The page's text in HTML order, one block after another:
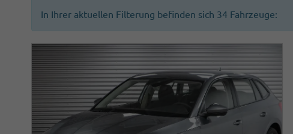
In Ihrer aktuellen Filterung befinden sich 34 Fahrzeuge: